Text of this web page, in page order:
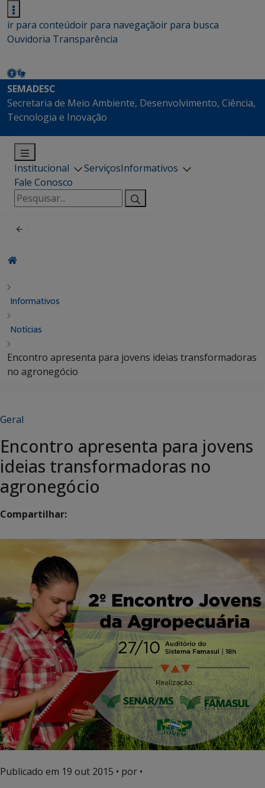
ir para conteúdoir para navegaçãoir para busca
Ouvidoria Transparência
SEMADESC
Secretaria de Meio Ambiente, Desenvolvimento, Ciência,
Tecnologia e Inovação
Institucional ServiçosInformativos
Fale Conosco
Pesquisar
por:
Informativos
Notícias
Encontro apresenta para jovens ideias transformadoras
no agronegócio
Geral
Encontro apresenta para jovens
ideias transformadoras no
agronegócio
Compartilhar:
Publicado em 19 out 2015 • por •